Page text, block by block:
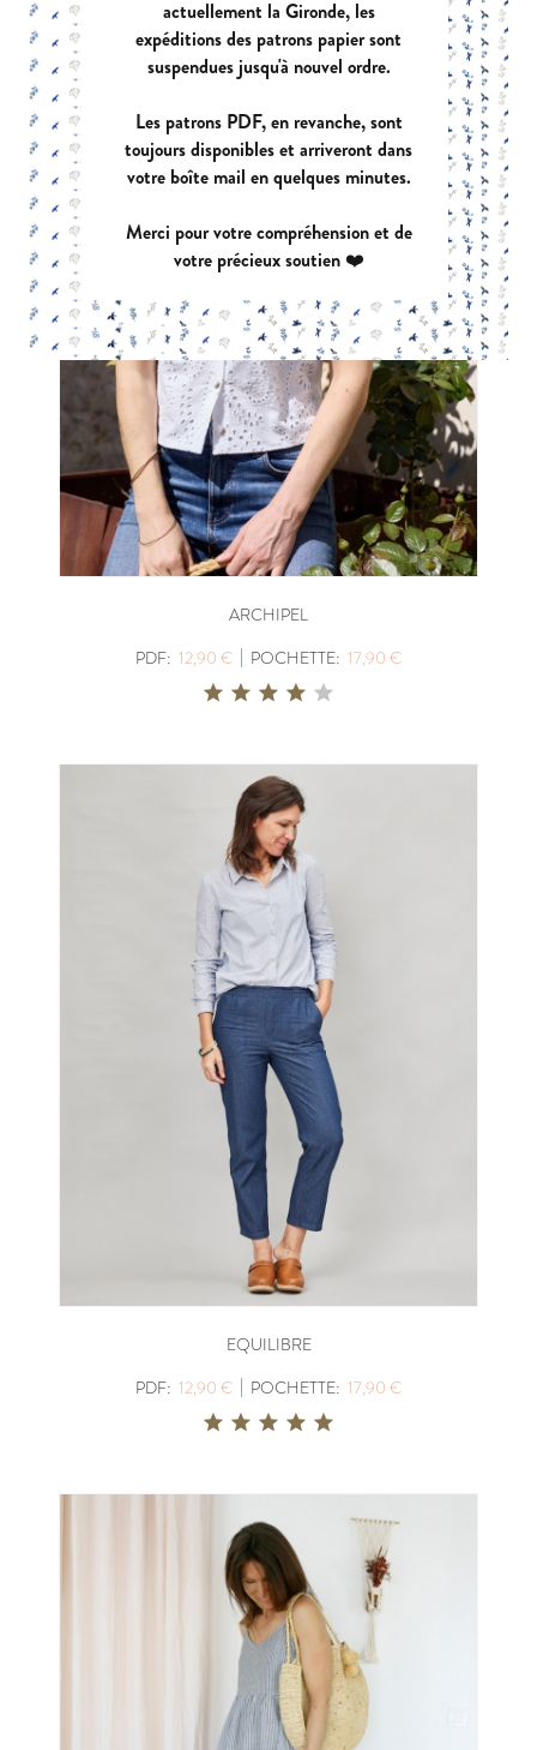
ARCHIPEL
PDF: 12,90 € | POCHETTE: 17,90 €
EQUILIBRE
PDF: 12,90 € | POCHETTE: 17,90 €
actuellement la Gironde, les
expéditions des patrons papier sont
suspendues jusqu'à nouvel ordre.
Les patrons PDF, en revanche, sont
toujours disponibles et arriveront dans
votre boîte mail en quelques minutes.
Merci pour votre compréhension et de
votre précieux soutien ❤️